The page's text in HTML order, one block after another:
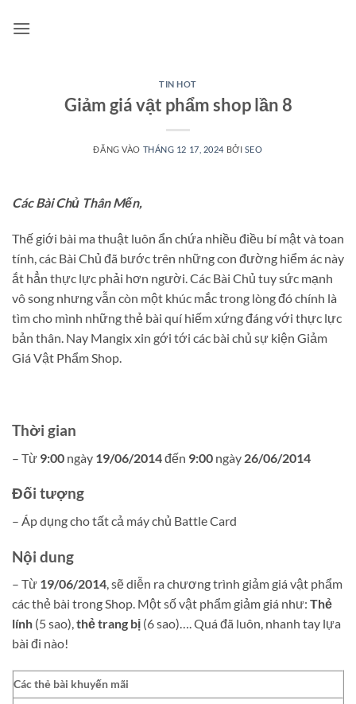
qua
TIN HOT
Giảm giá vật phẩm shop lần 8
ĐĂNG VÀO THÁNG 12 17, 2024 BỞI SEO
Các Bài Chủ Thân Mến,
Thế giới bài ma thuật luôn ẩn chứa nhiều điều bí mật và toan
tính, các Bài Chủ đã bước trên những con đường hiểm ác này
ắt hẳn thực lực phải hơn người. Các Bài Chủ tuy sức mạnh
vô song nhưng vẫn còn một khúc mắc trong lòng đó chính là
tìm cho mình những thẻ bài quí hiếm xứng đáng với thực lực
bản thân. Nay Mangix xin gới tới các bài chủ sự kiện Giảm
Giá Vật Phẩm Shop.
Thời gian
– Từ 9:00 ngày 19/06/2014đến 9:00 ngày 26/06/2014
Đối tượng
– Áp dụng cho tất cả máy chủ Battle Card
Nội dung
– Từ 19/06/2014, sẽ diễn ra chương trình giảm giá vật phẩm
các thẻ bài trong Shop. Một số vật phẩm giảm giá như: Thẻ
lính (5 sao),thẻ trang bị (6 sao)…. Quá đã luôn, nhanh tay lựa
bài đi nào!
Các thẻ bài khuyến mãi